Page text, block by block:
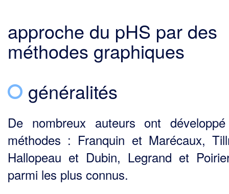
approche du pHS par des
méthodes graphiques
généralités
De nombreux auteurs ont
méthodes : Franquin et Marécaux,
Hallopeau et Dubin, Legrand et
parmi les plus connus.